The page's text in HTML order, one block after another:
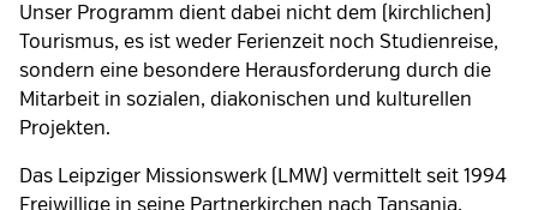
Unser Programm dient dabei nicht dem (kirchlichen)
Tourismus, es ist weder Ferienzeit noch Studienreise,
sondern eine besondere Herausforderung durch die
Mitarbeit in sozialen, diakonischen und kulturellen
Projekten.
Das Leipziger Missionswerk (LMW) vermittelt seit 1994